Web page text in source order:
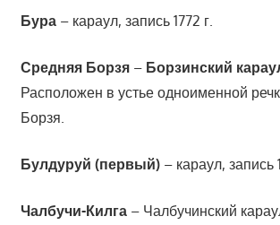
Бура– караул, запись 1772 г.
Средняя Борзя– Борзинский
Расположен в устье одноименной
Борзя.
Булдуруй (первый)– караул, запись
Чалбучи-Килга– Чалбучинский